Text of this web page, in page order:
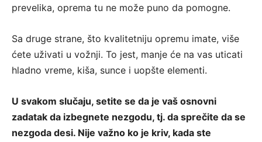
prevelika, oprema tu ne može puno da pomogne.
Sa druge strane, što kvalitetniju opremu imate, više
ćete uživati u vožnji. To jest, manje će na vas uticati
hladno vreme, kiša, sunce i uopšte elementi.
U svakom slučaju, setite se da je vaš osnovni
zadatak da izbegnete nezgodu, tj. da sprečite da se
nezgoda desi. Nije važno ko je kriv, kada ste